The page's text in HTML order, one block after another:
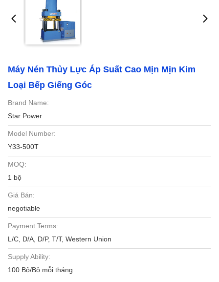
Máy Nén Thủy Lực Áp Suất Cao Mịn Mịn Kim
Loại Bếp Giếng Góc
Brand Name:
Star Power
Model Number:
Y33-500T
MOQ:
1 bộ
Giá Bán:
negotiable
Payment Terms:
L/C, D/A, D/P, T/T, Western Union
Supply Ability:
100 Bộ/Bộ mỗi tháng